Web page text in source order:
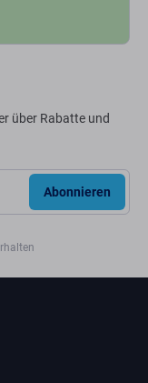
über Rabatte und
Abonnieren